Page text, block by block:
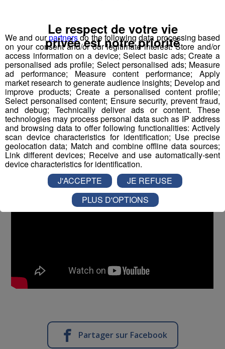
solutions durables et humaines.
Lors de leur interview, Elio et Lou ont raconté des
souvenirs marquants, les défis surmontés, et les leçons
tirées de cette aventure unique. Leur objectif ? Inspirer
chacun à agir, à son échelle, pour un monde plus juste et
plus responsable.
Partager sur Facebook
We and ourpartnersdo the following data processing based
on your consent and/or our legitimate interest: Store and/or
access information on a device; Select basic ads; Create a
personalised ads profile; Select personalised ads; Measure
ad performance; Measure content performance; Apply
market research to generate audience insights; Develop and
improve products; Create a personalised content profile;
Select personalised content; Ensure security, prevent fraud,
and debug; Technically deliver ads or content. These
technologies may process personal data such as IP address
and browsing data to offer following functionalities: Actively
scan device characteristics for identification; Use precise
geolocation data; Match and combine offline data sources;
Link different devices; Receive and use automatically-sent
device characteristics for identification.
Le respect de votre vie
privée est notre priorité
J'ACCEPTE
JE REFUSE
PLUS D'OPTIONS